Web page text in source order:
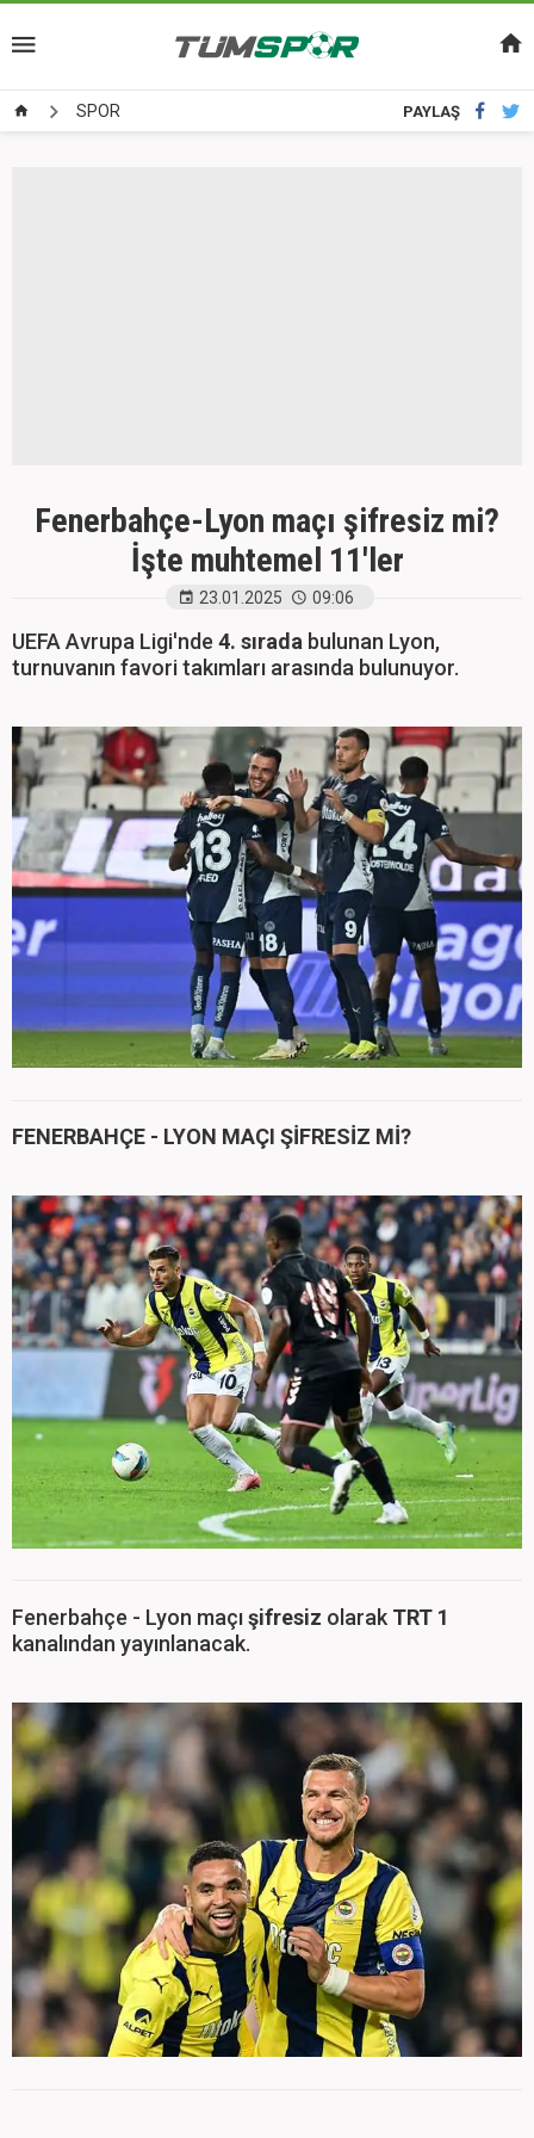
SPOR PAYLAŞ
Fenerbahçe-Lyon maçı şifresiz mi?
İşte muhtemel 11'ler
23.01.2025 09:06
UEFA Avrupa Ligi'nde 4. sırada bulunan Lyon,
turnuvanın favori takımları arasında bulunuyor.
FENERBAHÇE - LYON MAÇI ŞİFRESİZ Mİ?
Fenerbahçe - Lyon maçışifresiz olarak TRT 1
kanalından yayınlanacak.